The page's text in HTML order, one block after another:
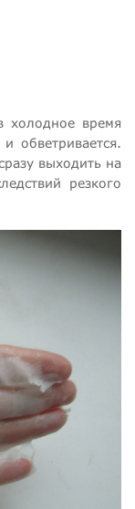
холодное время
обветривается.
выходить на
резкого